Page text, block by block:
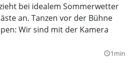
bei idealem Sommerwetter
an. Tanzen vor der Bühne
Wir sind mit der Kamera
query_builder1min